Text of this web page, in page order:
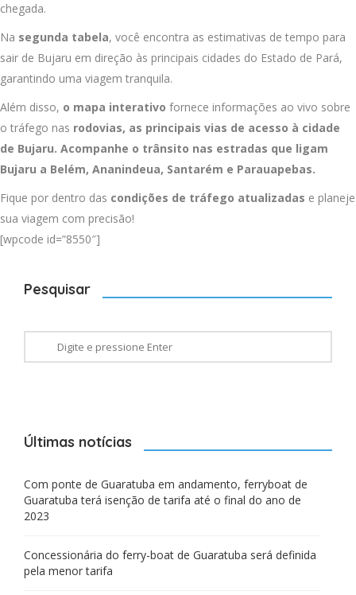
chegada.
Na segunda tabela, você encontra as estimativas de tempo para
sair de Bujaru em direção às principais cidades do Estado de Pará,
garantindo uma viagem tranquila.
Além disso, o mapa interativo fornece informações ao vivo sobre
o tráfego nas rodovias, as principais vias de acesso à cidade
de Bujaru. Acompanhe o trânsito nas estradas que ligam
Bujaru a Belém, Ananindeua, Santarém e Parauapebas.
Fique por dentro das condições de tráfego atualizadas e planeje
sua viagem com precisão!
[wpcode id=”8550″]
Pesquisar
Últimas notícias
Com ponte de Guaratuba em andamento, ferryboat de
Guaratuba terá isenção de tarifa até o final do ano de
2023
Concessionária do ferry-boat de Guaratuba será definida
pela menor tarifa